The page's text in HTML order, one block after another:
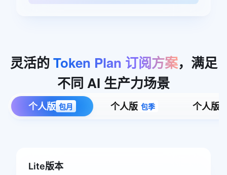
灵活的 Token Plan 订阅方案，满足
不同 AI 生产力场景
个人版 包月 个人版 包季 个人版
Lite版本